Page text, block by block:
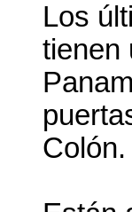
Los
tienen
Colón.